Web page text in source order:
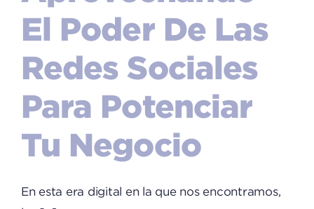
El Poder De Las
Redes Sociales
Para Potenciar
Tu Negocio
En esta era digital en la que nos encontramos,